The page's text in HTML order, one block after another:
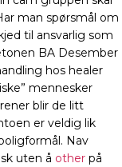
man spørsmål om
til ansvarlig som
BA Desember
hos healer
mennesker
blir de litt
er veldig lik
Nav
uten å other på